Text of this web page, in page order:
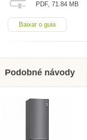
PDF, 71.84 MB
Baixar o guia
Podobné návody